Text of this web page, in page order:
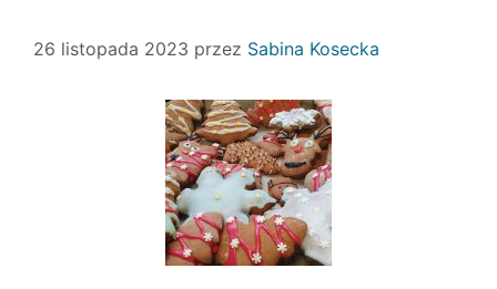
26 listopada 2023 przez Sabina Kosecka